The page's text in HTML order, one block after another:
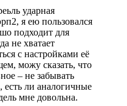
ударная
я ею пользовался
подходит для
не хватает
с настройками её
можу сказать, что
– не забывать
ли аналогичные
мне довольна.